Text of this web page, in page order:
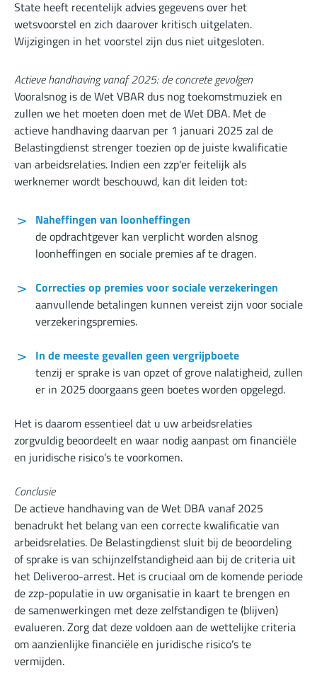
State heeft recentelijk advies gegevens over het
wetsvoorstel en zich daarover kritisch uitgelaten.
Wijzigingen in het voorstel zijn dus niet uitgesloten.
Actieve handhaving vanaf 2025: de concrete gevolgen
Vooralsnog is de Wet VBAR dus nog toekomstmuziek en
zullen we het moeten doen met de Wet DBA. Met de
actieve handhaving daarvan per 1 januari 2025 zal de
Belastingdienst strenger toezien op de juiste kwalificatie
van arbeidsrelaties. Indien een zzp'er feitelijk als
werknemer wordt beschouwd, kan dit leiden tot:
Naheffingen van loonheffingen
de opdrachtgever kan verplicht worden alsnog
loonheffingen en sociale premies af te dragen.
Correcties op premies voor sociale verzekeringen
aanvullende betalingen kunnen vereist zijn voor sociale
verzekeringspremies.
In de meeste gevallen geen vergrijpboete
tenzij er sprake is van opzet of grove nalatigheid, zullen
er in 2025 doorgaans geen boetes worden opgelegd.
Het is daarom essentieel dat u uw arbeidsrelaties
zorgvuldig beoordeelt en waar nodig aanpast om financiële
en juridische risico’s te voorkomen.
Conclusie
De actieve handhaving van de Wet DBA vanaf 2025
benadrukt het belang van een correcte kwalificatie van
arbeidsrelaties. De Belastingdienst sluit bij de beoordeling
of sprake is van schijnzelfstandigheid aan bij de criteria uit
het Deliveroo-arrest. Het is cruciaal om de komende periode
de zzp-populatie in uw organisatie in kaart te brengen en
de samenwerkingen met deze zelfstandigen te (blijven)
evalueren. Zorg dat deze voldoen aan de wettelijke criteria
om aanzienlijke financiële en juridische risico’s te
vermijden.